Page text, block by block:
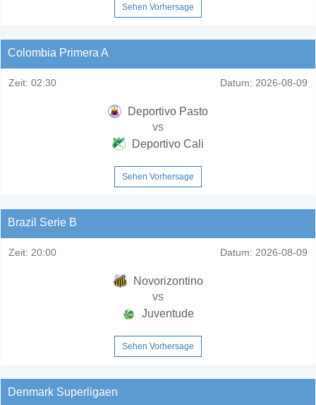
Sehen Vorhersage
Colombia Primera A
Zeit: 02:30 Datum: 2026-08-09
Deportivo Pasto
vs
Deportivo Cali
Sehen Vorhersage
Brazil Serie B
Zeit: 20:00 Datum: 2026-08-09
Novorizontino
vs
Juventude
Sehen Vorhersage
Denmark Superligaen